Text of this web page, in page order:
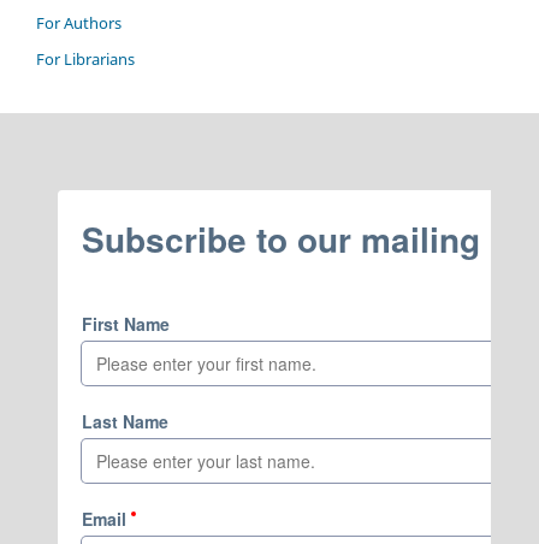
For Authors
For Librarians